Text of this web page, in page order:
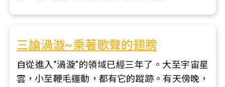
三論渦漩~乘著歌聲的翅膀
自從進入"渦漩"的領域已經三年了。大至宇宙星
雲，小至鞭毛運動，都有它的蹤跡。有天傍晚，